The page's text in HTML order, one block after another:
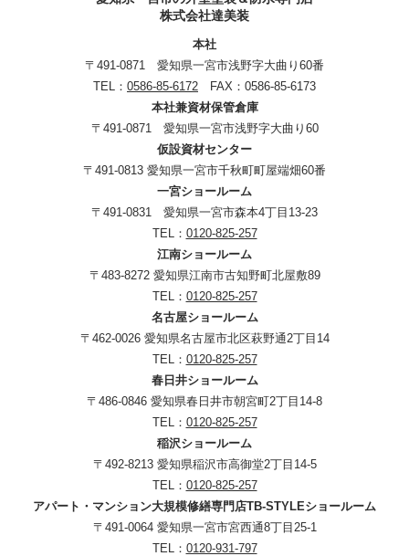
株式会社達美装
本社
〒491-0871 愛知県一宮市浅野字大曲り60番
TEL： 0586-85-6172 FAX：0586-85-6173
本社兼資材保管倉庫
〒491-0871 愛知県一宮市浅野字大曲り60
仮設資材センター
〒491-0813 愛知県一宮市千秋町町屋端畑60番
一宮ショールーム
〒491-0831 愛知県一宮市森本4丁目13-23
TEL： 0120-825-257
江南ショールーム
〒483-8272 愛知県江南市古知野町北屋敷89
TEL： 0120-825-257
名古屋ショールーム
〒462-0026 愛知県名古屋市北区萩野通2丁目14
TEL： 0120-825-257
春日井ショールーム
〒486-0846 愛知県春日井市朝宮町2丁目14-8
TEL： 0120-825-257
稲沢ショールーム
〒492-8213 愛知県稲沢市高御堂2丁目14-5
TEL： 0120-825-257
アパート・マンション大規模修繕専門店TB-STYLEショールーム
〒491-0064 愛知県一宮市宮西通8丁目25-1
TEL： 0120-931-797